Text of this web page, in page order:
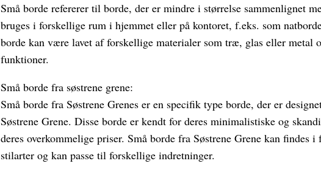
Små borde refererer til borde, der er mindre i størrelse sammenlignet
bruges i forskellige rum i hjemmet eller på kontoret, f.eks. som
borde kan være lavet af forskellige materialer som træ, glas eller metal
funktioner.
Små borde fra søstrene grene:
Små borde fra Søstrene Grenes er en specifik type borde, der er
Søstrene Grene. Disse borde er kendt for deres minimalistiske og
deres overkommelige priser. Små borde fra Søstrene Grene kan findes
stilarter og kan passe til forskellige indretninger.